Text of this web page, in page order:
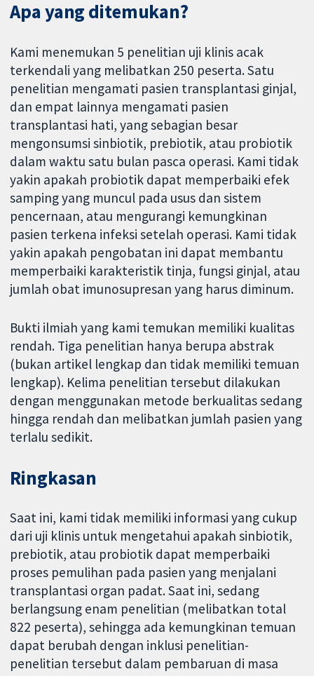
Apa yang ditemukan?
Kami menemukan 5 penelitian uji klinis acak
terkendali yang melibatkan 250 peserta. Satu
penelitian mengamati pasien transplantasi ginjal,
dan empat lainnya mengamati pasien
transplantasi hati, yang sebagian besar
mengonsumsi sinbiotik, prebiotik, atau probiotik
dalam waktu satu bulan pasca operasi. Kami tidak
yakin apakah probiotik dapat memperbaiki efek
samping yang muncul pada usus dan sistem
pencernaan, atau mengurangi kemungkinan
pasien terkena infeksi setelah operasi. Kami tidak
yakin apakah pengobatan ini dapat membantu
memperbaiki karakteristik tinja, fungsi ginjal, atau
jumlah obat imunosupresan yang harus diminum.
Bukti ilmiah yang kami temukan memiliki kualitas
rendah. Tiga penelitian hanya berupa abstrak
(bukan artikel lengkap dan tidak memiliki temuan
lengkap). Kelima penelitian tersebut dilakukan
dengan menggunakan metode berkualitas sedang
hingga rendah dan melibatkan jumlah pasien yang
terlalu sedikit.
Ringkasan
Saat ini, kami tidak memiliki informasi yang cukup
dari uji klinis untuk mengetahui apakah sinbiotik,
prebiotik, atau probiotik dapat memperbaiki
proses pemulihan pada pasien yang menjalani
transplantasi organ padat. Saat ini, sedang
berlangsung enam penelitian (melibatkan total
822 peserta), sehingga ada kemungkinan temuan
dapat berubah dengan inklusi penelitian-
penelitian tersebut dalam pembaruan di masa